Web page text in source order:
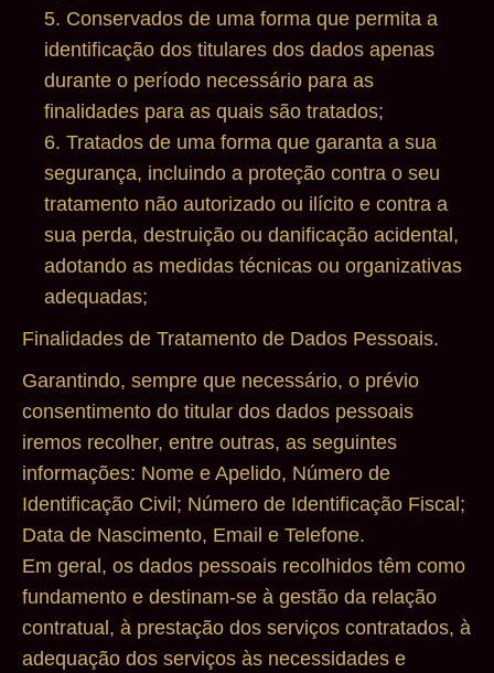
5. Conservados de uma forma que permita a
identificação dos titulares dos dados apenas
durante o período necessário para as
finalidades para as quais são tratados;
6. Tratados de uma forma que garanta a sua
segurança, incluindo a proteção contra o seu
tratamento não autorizado ou ilícito e contra a
sua perda, destruição ou danificação acidental,
adotando as medidas técnicas ou organizativas
adequadas;
Finalidades de Tratamento de Dados Pessoais.
Garantindo, sempre que necessário, o prévio
consentimento do titular dos dados pessoais
iremos recolher, entre outras, as seguintes
informações: Nome e Apelido, Número de
Identificação Civil; Número de Identificação Fiscal;
Data de Nascimento, Email e Telefone.
Em geral, os dados pessoais recolhidos têm como
fundamento e destinam-se à gestão da relação
contratual, à prestação dos serviços contratados, à
adequação dos serviços às necessidades e